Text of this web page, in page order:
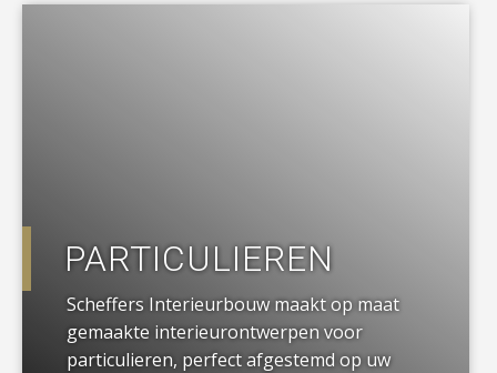
PARTICULIEREN
Scheffers Interieurbouw maakt op maat
gemaakte interieurontwerpen voor
particulieren, perfect afgestemd op uw